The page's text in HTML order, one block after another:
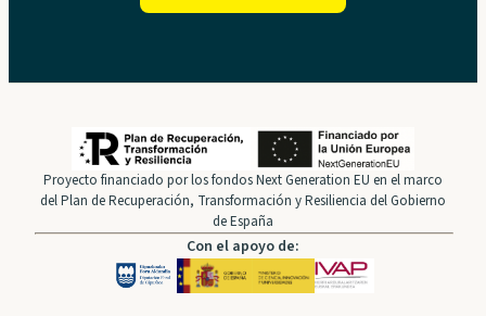
Proyecto financiado por los fondos Next Generation EU en el marco
del Plan de Recuperación, Transformación y Resiliencia del Gobierno
de España
Con el apoyo de: